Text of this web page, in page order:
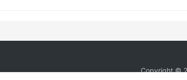
Copyright ©